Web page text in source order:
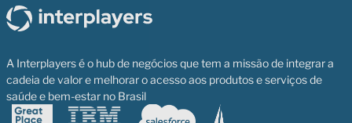
A Interplayers é o hub de negócios que tem a missão de integrar a
cadeia de valor e melhorar o acesso aos produtos e serviços de
saúde e bem-estar no Brasil